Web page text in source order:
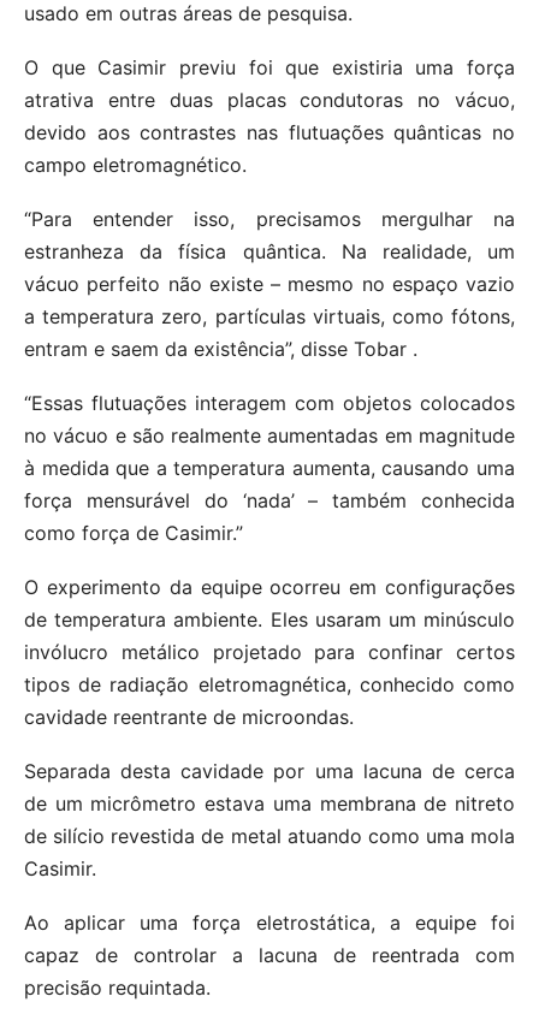
usado em outras áreas de pesquisa.
O que Casimir previu foi que existiria uma força
atrativa entre duas placas condutoras no vácuo,
devido aos contrastes nas flutuações quânticas no
campo eletromagnético.
“Para entender isso, precisamos mergulhar na
estranheza da física quântica. Na realidade, um
vácuo perfeito não existe – mesmo no espaço vazio
a temperatura zero, partículas virtuais, como fótons,
entram e saem da existência”, disse Tobar .
“Essas flutuações interagem com objetos colocados
no vácuo e são realmente aumentadas em magnitude
à medida que a temperatura aumenta, causando uma
força mensurável do ‘nada’ – também conhecida
como força de Casimir.”
O experimento da equipe ocorreu em configurações
de temperatura ambiente. Eles usaram um minúsculo
invólucro metálico projetado para confinar certos
tipos de radiação eletromagnética, conhecido como
cavidade reentrante de microondas.
Separada desta cavidade por uma lacuna de cerca
de um micrômetro estava uma membrana de nitreto
de silício revestida de metal atuando como uma mola
Casimir.
Ao aplicar uma força eletrostática, a equipe foi
capaz de controlar a lacuna de reentrada com
precisão requintada.